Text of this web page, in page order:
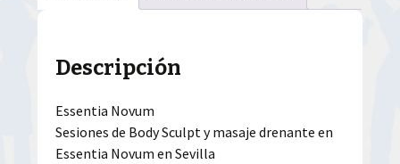
Descripción
Essentia Novum
Sesiones de Body Sculpt y masaje drenante en
Essentia Novum en Sevilla